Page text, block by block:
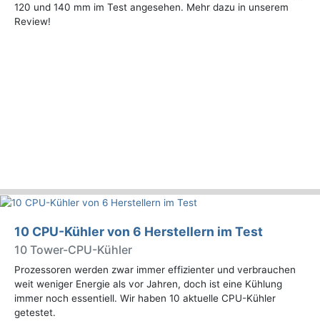
120 und 140 mm im Test angesehen. Mehr dazu in unserem
Review!
10 CPU-Kühler von 6 Herstellern im Test
10 Tower-CPU-Kühler
Prozessoren werden zwar immer effizienter und verbrauchen
weit weniger Energie als vor Jahren, doch ist eine Kühlung
immer noch essentiell. Wir haben 10 aktuelle CPU-Kühler
getestet.